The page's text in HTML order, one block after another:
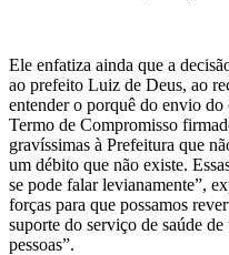
Ele enfatiza ainda que a
ao prefeito Luiz de Deus, ao
entender o porquê do envio
Termo de Compromisso
gravíssimas à Prefeitura que
um débito que não existe.
se pode falar levianamente”,
forças para que possamos
suporte do serviço de saúde
pessoas”.